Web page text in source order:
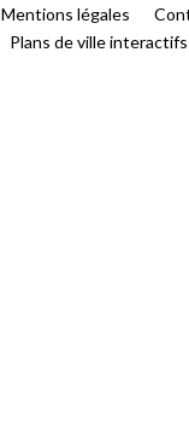
Mentions légales
Plans de ville interactifs